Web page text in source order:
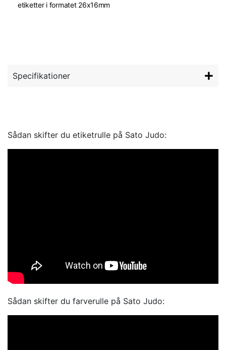
etiketter i formatet 26x16mm
Specifikationer
Sådan skifter du etiketrulle på Sato Judo:
Sådan skifter du farverulle på Sato Judo: